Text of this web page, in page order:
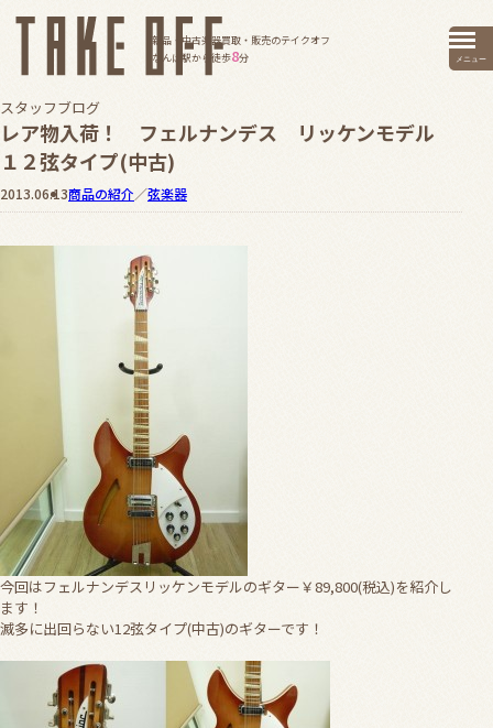
新品・中古楽器買取・販売のテイクオフ
なんば駅から徒歩8分 メニュー
スタッフブログ
レア物入荷！ フェルナンデス リッケンモデル
１２弦タイプ(中古)
2013.06.13商品の紹介／弦楽器
今回はフェルナンデスリッケンモデルのギター￥89,800(税込)を紹介し
ます！
滅多に出回らない12弦タイプ(中古)のギターです！